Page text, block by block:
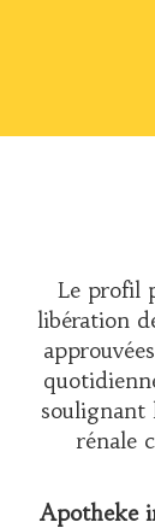
Le profil
libération
soulignant
rénale
Apotheke